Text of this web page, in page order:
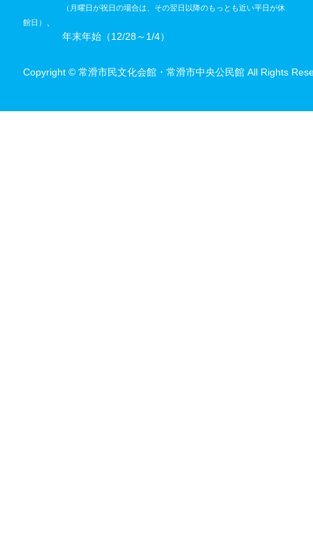
（月曜日が祝日の場合は、その翌日以降のもっとも近い平日が休
館日）
、
年末年始（12/28～1/4）
Copyright © 常滑市民文化会館・常滑市中央公民館 All Rights